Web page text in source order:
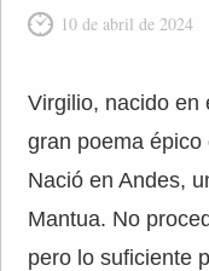
10 de abril de 2024
Virgilio, nacido en
gran poema
Nació en Andes,
Mantua. No
pero lo suficiente